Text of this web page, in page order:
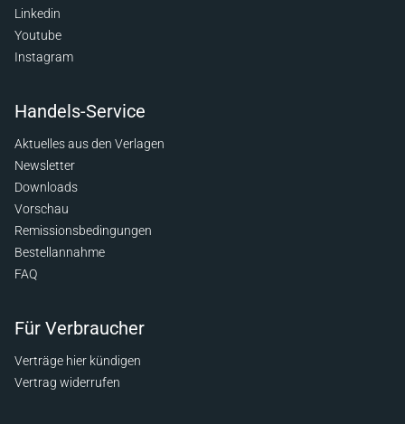
Linkedin
Youtube
Instagram
Handels-Service
Aktuelles aus den Verlagen
Newsletter
Downloads
Vorschau
Remissionsbedingungen
Bestellannahme
FAQ
Für Verbraucher
Verträge hier kündigen
Vertrag widerrufen